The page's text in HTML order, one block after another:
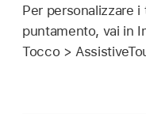
Per personalizzare
puntamento, vai in
Tocco >